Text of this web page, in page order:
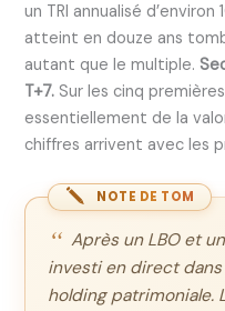
un TRI annualisé
atteint en douze ans
autant que le multiple.
T+7. Sur les cinq
essentiellement de la
chiffres arrivent avec les
NOTE DE TOM
Après un LBO et
investi en direct dans
holding patrimoniale.